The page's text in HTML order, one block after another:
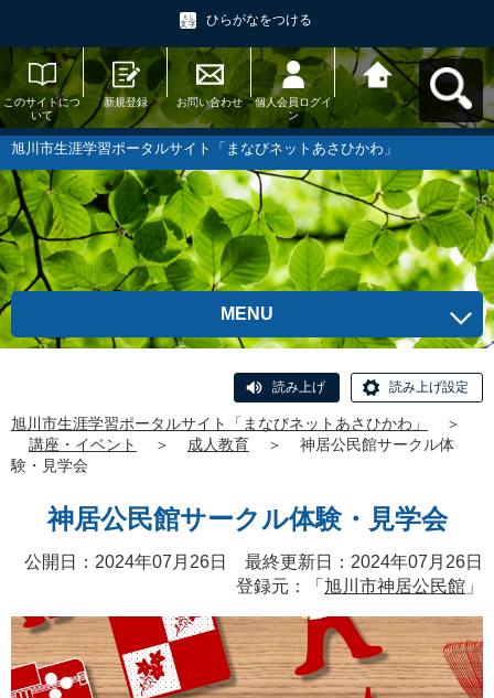
ひらがなをつける
このサイトにつ
いて
新規登録 お問い合わせ
個人会員ログイ
ン
旭川市生涯学習
ポータルサイト
「まなびネット
あさひかわ」へ
戻る
旭川市生涯学習ポータルサイト「まなびネットあさひかわ」
MENU
読み上げ 読み上げ設定
旭川市生涯学習ポータルサイト「まなびネットあさひかわ」
＞
講座・イベント
＞ 成人教育 ＞
神居公民館サークル体
験・見学会
神居公民館サークル体験・見学会
公開日：2024年07月26日 最終更新日：2024年07月26日
登録元：「 旭川市神居公民館 」